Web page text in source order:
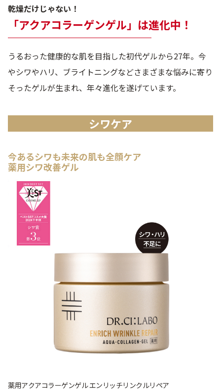
乾燥だけじゃない！
「アクアコラーゲンゲル」は進化中！
うるおった健康的な肌を目指した初代ゲルから27年。今
やシワやハリ、ブライトニングなどさまざまな悩みに寄り
そったゲルが生まれ、年々進化を遂げています。
シワケア
今あるシワも未来の肌も全顔ケア
薬用シワ改善ゲル
薬用アクアコラーゲンゲル エンリッチリンクルリペア